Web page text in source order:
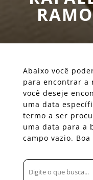
Abaixo você
para encontrar a
você deseje
uma data
termo a ser
uma data para a
campo vazio.